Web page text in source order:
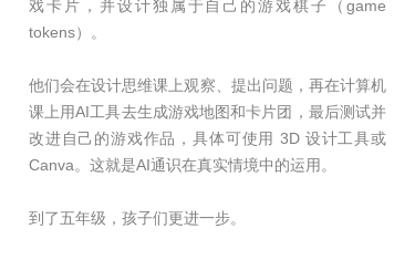
戏卡片，并设计独属于自己的游戏棋子（game
tokens）。
他们会在设计思维课上观察、提出问题，再在计算机
课上用AI工具去生成游戏地图和卡片团，最后测试并
改进自己的游戏作品，具体可使用 3D 设计工具或
Canva。这就是AI通识在真实情境中的运用。
到了五年级，孩子们更进一步。